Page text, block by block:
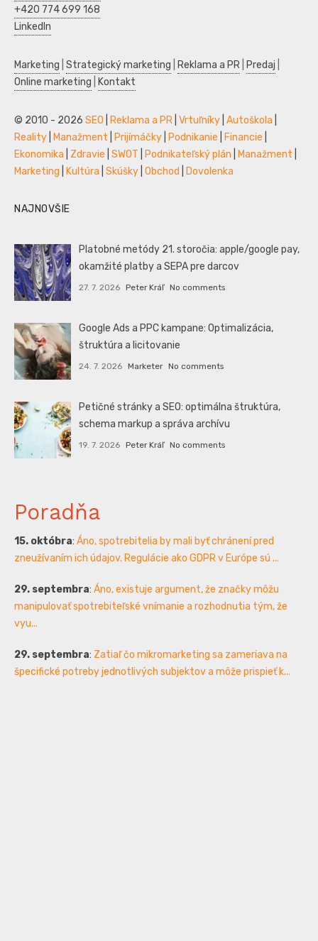
+420 774 699 168
LinkedIn
Marketing Strategický marketing Reklama a PR Predaj
Online marketing
Kontakt
© 2010 - 2026 SEO Reklama a PR Vrtuľníky Autoškola
Reality
Manažment Prijímáčky Podnikanie Financie
Ekonomika
Zdravie SWOT Podnikateľský plán Manažment
Marketing
Kultúra Skúšky Obchod Dovolenka
NAJNOVŠIE
Platobné metódy 21. storočia: apple/google pay,
okamžité platby a SEPA pre darcov
27. 7. 2026 Peter Kráľ No comments
Google Ads a PPC kampane: Optimalizácia,
štruktúra a licitovanie
24. 7. 2026 Marketer No comments
Petičné stránky a SEO: optimálna štruktúra,
schema markup a správa archívu
19. 7. 2026 Peter Kráľ No comments
Poradňa
15. októbra: Áno, spotrebitelia by mali byť chránení pred
zneužívaním ich údajov. Regulácie ako GDPR v Európe sú ...
29. septembra: Áno, existuje argument, že značky môžu
manipulovať spotrebiteľské vnímanie a rozhodnutia tým, že
vyu...
29. septembra: Zatiaľ čo mikromarketing sa zameriava na
špecifické potreby jednotlivých subjektov a môže prispieť k...